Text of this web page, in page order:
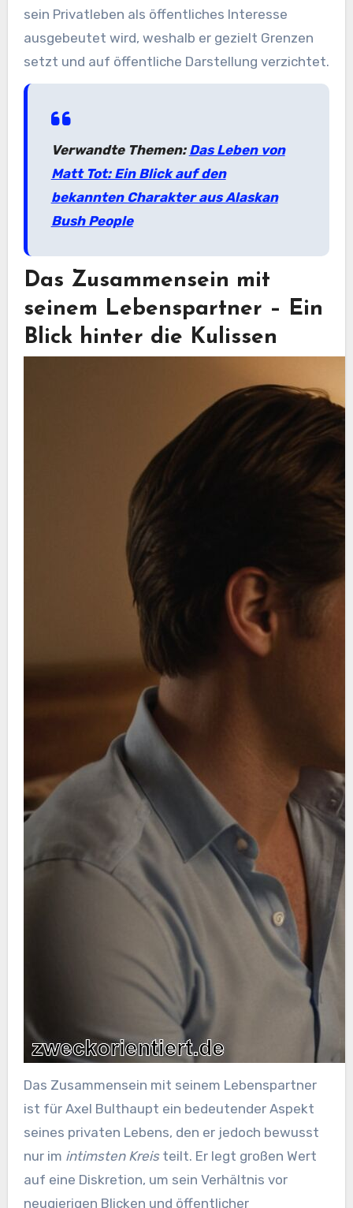
sein Privatleben als öffentliches Interesse
ausgebeutet wird, weshalb er gezielt Grenzen
setzt und auf öffentliche Darstellung verzichtet.
Verwandte Themen: Das Leben von
Matt Tot: Ein Blick auf den
bekannten Charakter aus Alaskan
Bush People
Das Zusammensein mit
seinem Lebenspartner – Ein
Blick hinter die Kulissen
Das Zusammensein mit seinem Lebenspartner
ist für Axel Bulthaupt ein bedeutender Aspekt
seines privaten Lebens, den er jedoch bewusst
nur im intimsten Kreisteilt. Er legt großen Wert
auf eine Diskretion, um sein Verhältnis vor
neugierigen Blicken und öffentlicher